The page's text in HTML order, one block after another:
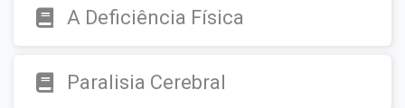
A Deficiência Física
Paralisia Cerebral